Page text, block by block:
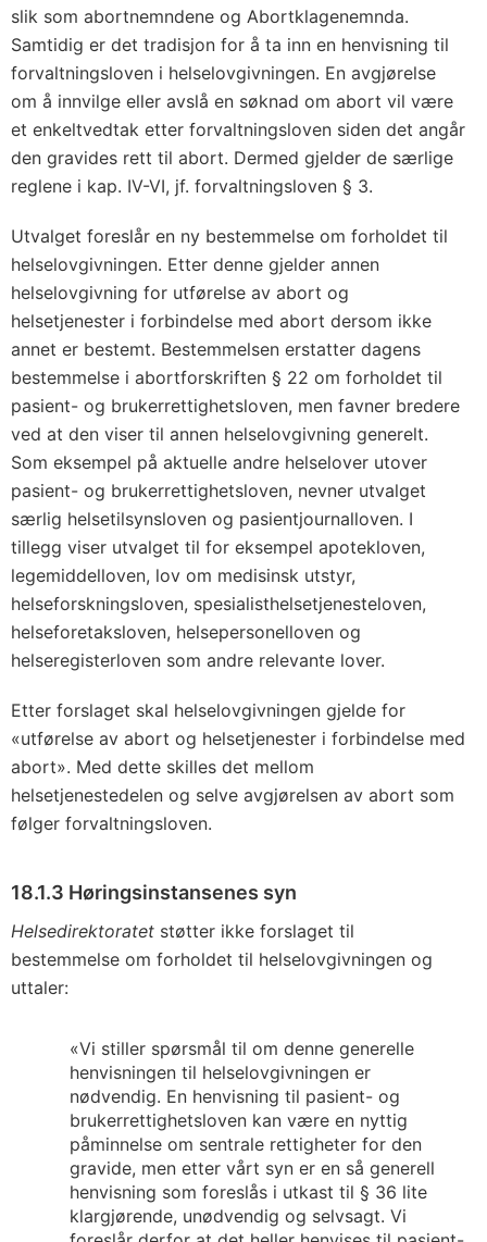
slik som abortnemndene og Abortklagenemnda.
Samtidig er det tradisjon for å ta inn en henvisning til
forvaltningsloven i helselovgivningen. En avgjørelse
om å innvilge eller avslå en søknad om abort vil være
et enkeltvedtak etter forvaltningsloven siden det angår
den gravides rett til abort. Dermed gjelder de særlige
reglene i kap. IV-VI, jf. forvaltningsloven § 3.
Utvalget foreslår en ny bestemmelse om forholdet til
helselovgivningen. Etter denne gjelder annen
helselovgivning for utførelse av abort og
helsetjenester i forbindelse med abort dersom ikke
annet er bestemt. Bestemmelsen erstatter dagens
bestemmelse i abortforskriften § 22 om forholdet til
pasient- og brukerrettighetsloven, men favner bredere
ved at den viser til annen helselovgivning generelt.
Som eksempel på aktuelle andre helselover utover
pasient- og brukerrettighetsloven, nevner utvalget
særlig helsetilsynsloven og pasientjournalloven. I
tillegg viser utvalget til for eksempel apotekloven,
legemiddelloven, lov om medisinsk utstyr,
helseforskningsloven, spesialisthelsetjenesteloven,
helseforetaksloven, helsepersonelloven og
helseregisterloven som andre relevante lover.
Etter forslaget skal helselovgivningen gjelde for
«utførelse av abort og helsetjenester i forbindelse med
abort». Med dette skilles det mellom
helsetjenestedelen og selve avgjørelsen av abort som
følger forvaltningsloven.
18.1.3 Høringsinstansenes syn
Helsedirektoratet støtter ikke forslaget til
bestemmelse om forholdet til helselovgivningen og
uttaler:
«Vi stiller spørsmål til om denne generelle
henvisningen til helselovgivningen er
nødvendig. En henvisning til pasient- og
brukerrettighetsloven kan være en nyttig
påminnelse om sentrale rettigheter for den
gravide, men etter vårt syn er en så generell
henvisning som foreslås i utkast til § 36 lite
klargjørende, unødvendig og selvsagt. Vi